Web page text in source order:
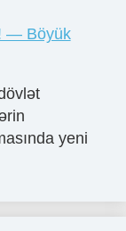
— Böyük
yeni